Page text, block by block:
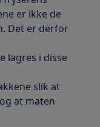
er ikke de
Det er derfor
lagres i disse
slik at
at maten